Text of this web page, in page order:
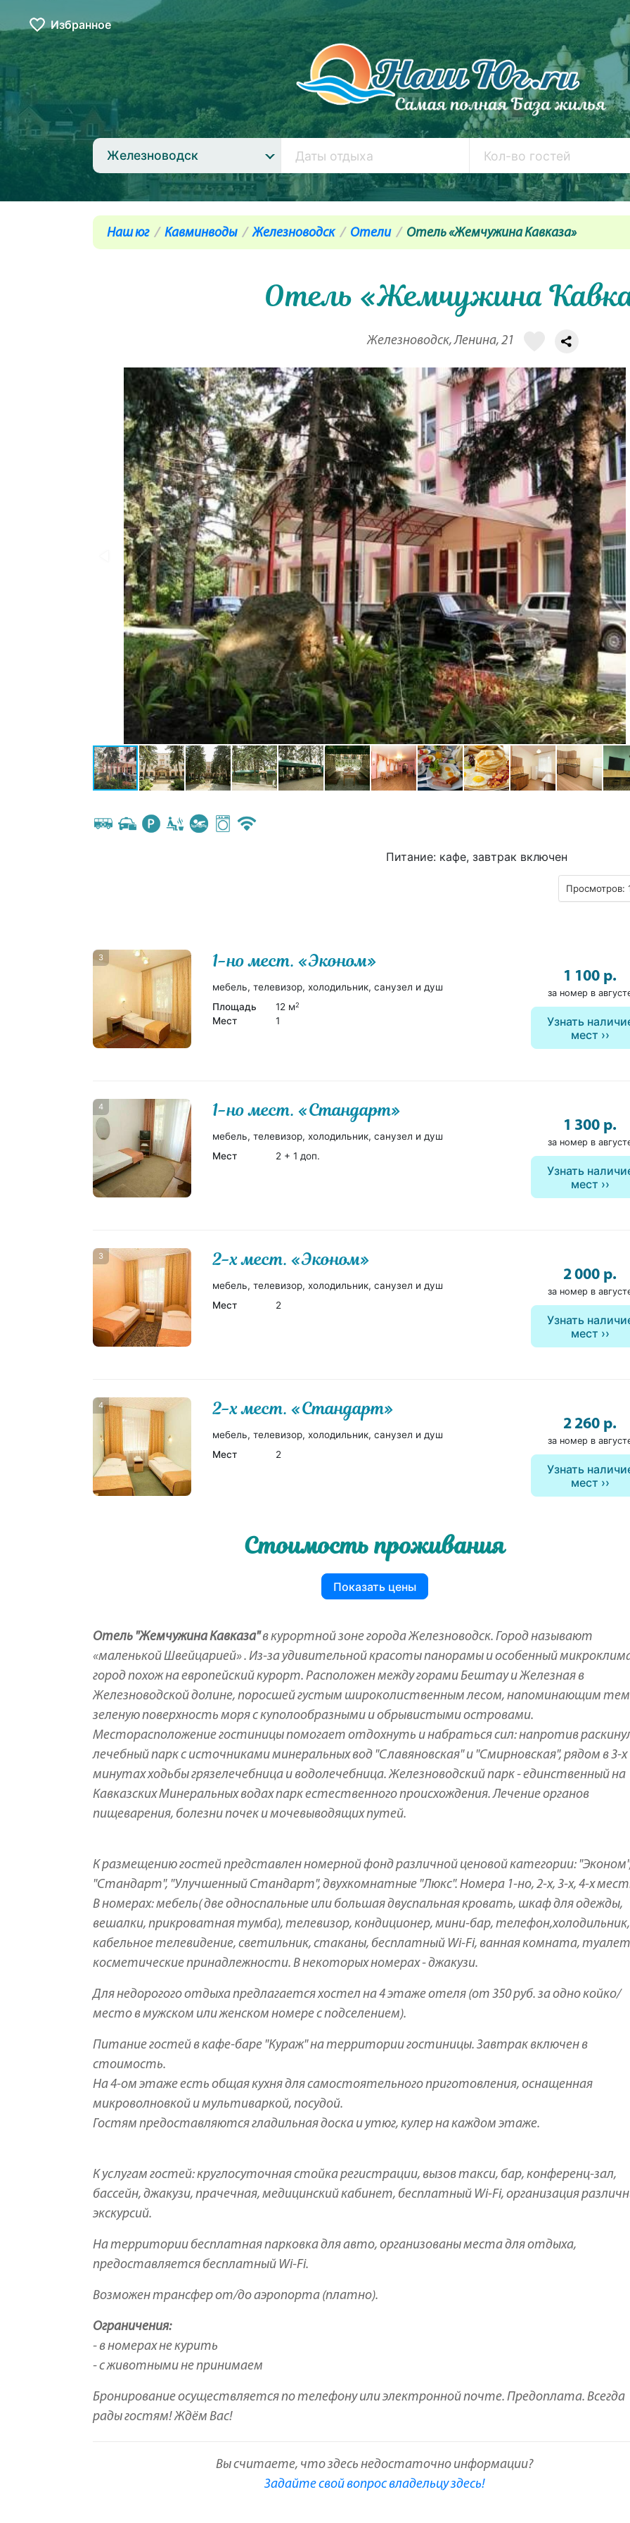
Избранное
Железноводск
Наш юг Кавминводы Железноводск Отели Отель «Жемчужина Кавказа»
Отель «Жемчужина
Железноводск, Ленина, 21
Питание: кафе, завтрак включен
Просмотров:
3 1-но мест. «Эконом»
мебель, телевизор, холодильник, санузел и душ
Площадь
12 м2
Мест 1
1 100 р.
за номер в
Узнать
мест
4 1-но мест. «Стандарт»
мебель, телевизор, холодильник, санузел и душ
Мест
2 + 1 доп.
1 300 р.
за номер в
Узнать
мест
3 2-х мест. «Эконом»
мебель, телевизор, холодильник, санузел и душ
Мест
2
2 000 р.
за номер в
Узнать
мест
4 2-х мест. «Стандарт»
мебель, телевизор, холодильник, санузел и душ
Мест
2
2 260 р.
за номер в
Узнать
мест
Стоимость проживания
Показать цены
Отель "Жемчужина Кавказа"в курортной зоне города Железноводск. Город называют
«маленькой Швейцарией» . Из-за удивительной красоты панорамы и особенный
город похож на европейский курорт. Расположен между горами Бештау и Железная в
Железноводской долине, поросшей густым широколиственным лесом, напоминающим
зеленую поверхность моря с куполообразными и обрывистыми островами.
Месторасположение гостиницы помогает отдохнуть и набраться сил: напротив
лечебный парк с источниками минеральных вод "Славяновская" и "Смирновская", рядом в 3-х
минутах ходьбы грязелечебница и водолечебница. Железноводский парк - единственный на
Кавказских Минеральных водах парк естественного происхождения. Лечение органов
пищеварения, болезни почек и мочевыводящих путей.
К размещению гостей представлен номерной фонд различной ценовой категории:
"Стандарт", "Улучшенный Стандарт", двухкомнатные "Люкс". Номера 1-но, 2-х, 3-х, 4-х
В номерах: мебель( две односпальные или большая двуспальная кровать, шкаф для одежды,
вешалки, прикроватная тумба), телевизор, кондиционер, мини-бар, телефон,холодильник,
кабельное телевидение, светильник, стаканы, бесплатный Wi-Fi, ванная комната,
косметические принадлежности. В некоторых номерах - джакузи.
Для недорогого отдыха предлагается хостел на 4 этаже отеля (от 350 руб. за одно койко/
место в мужском или женском номере с подселением).
Питание гостей в кафе-баре "Кураж" на территории гостиницы. Завтрак включен в
стоимость.
На 4-ом этаже есть общая кухня для самостоятельного приготовления, оснащенная
микроволновкой и мультиваркой, посудой.
Гостям предоставляются гладильная доска и утюг, кулер на каждом этаже.
К услугам гостей: круглосуточная стойка регистрации, вызов такси, бар, конференц-зал,
бассейн, джакузи, прачечная, медицинский кабинет, бесплатный Wi-Fi, организация
экскурсий.
На территории бесплатная парковка для авто, организованы места для отдыха,
предоставляется бесплатный Wi-Fi.
Возможен трансфер от/до аэропорта (платно).
Ограничения:
- в номерах не курить
- с животными не принимаем
Бронирование осуществляется по телефону или электронной почте. Предоплата. Всегда
рады гостям! Ждём Вас!
Вы считаете, что здесь недостаточно информации?
Задайте свой вопрос владельцу здесь!